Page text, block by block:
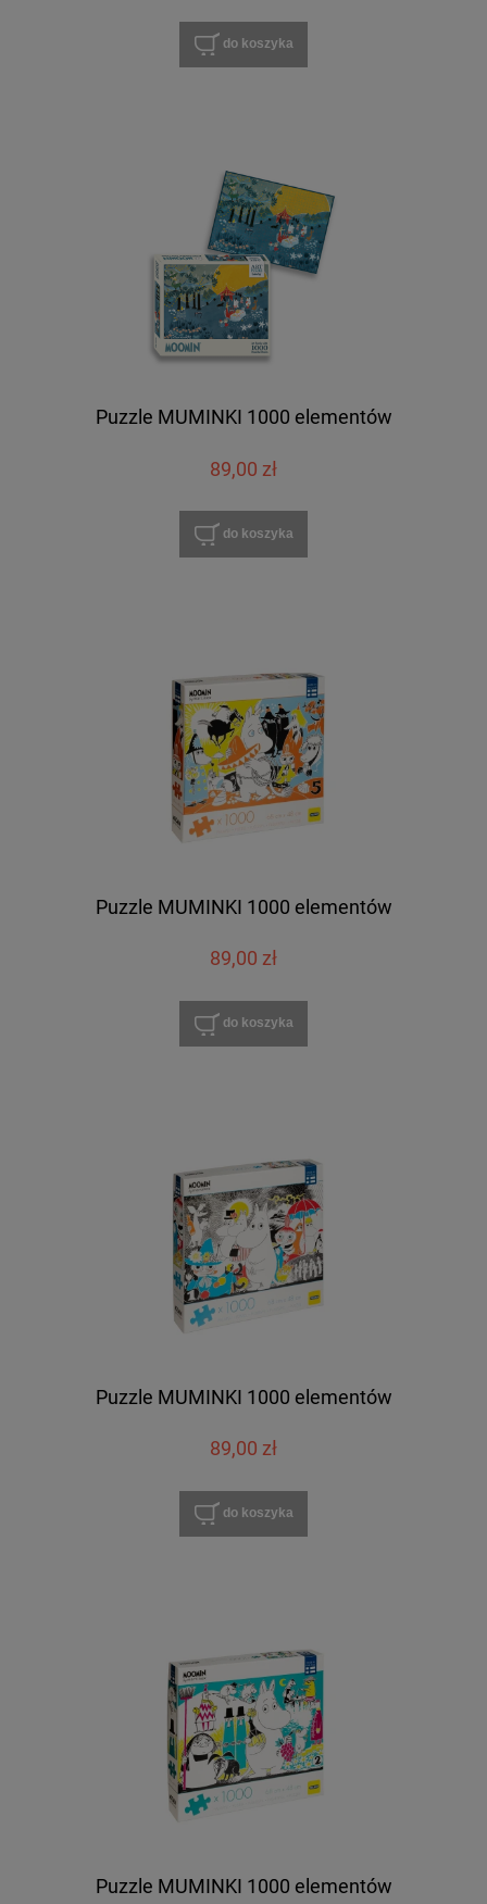
do koszyka
Puzzle MUMINKI 1000 elementów
89,00 zł
do koszyka
Puzzle MUMINKI 1000 elementów
89,00 zł
do koszyka
Puzzle MUMINKI 1000 elementów
89,00 zł
do koszyka
Puzzle MUMINKI 1000 elementów